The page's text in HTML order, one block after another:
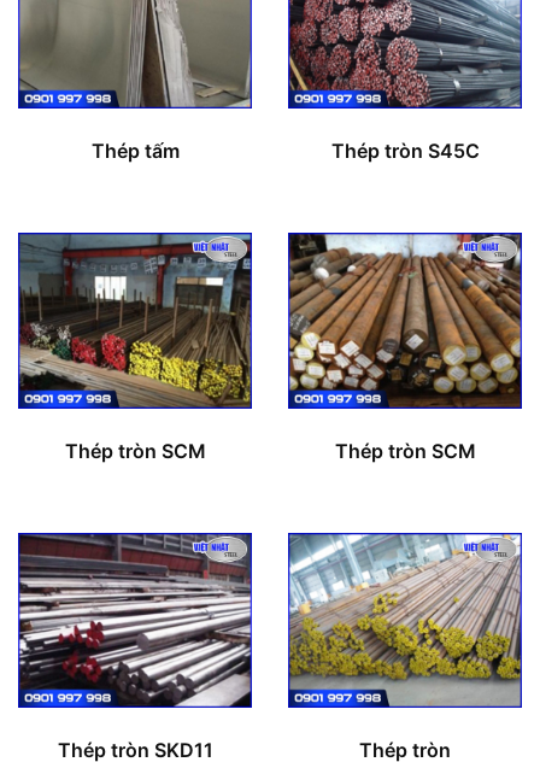
Thép tấm Thép tròn S45C
Thép tròn SCM Thép tròn SCM
Thép tròn SKD11 Thép tròn